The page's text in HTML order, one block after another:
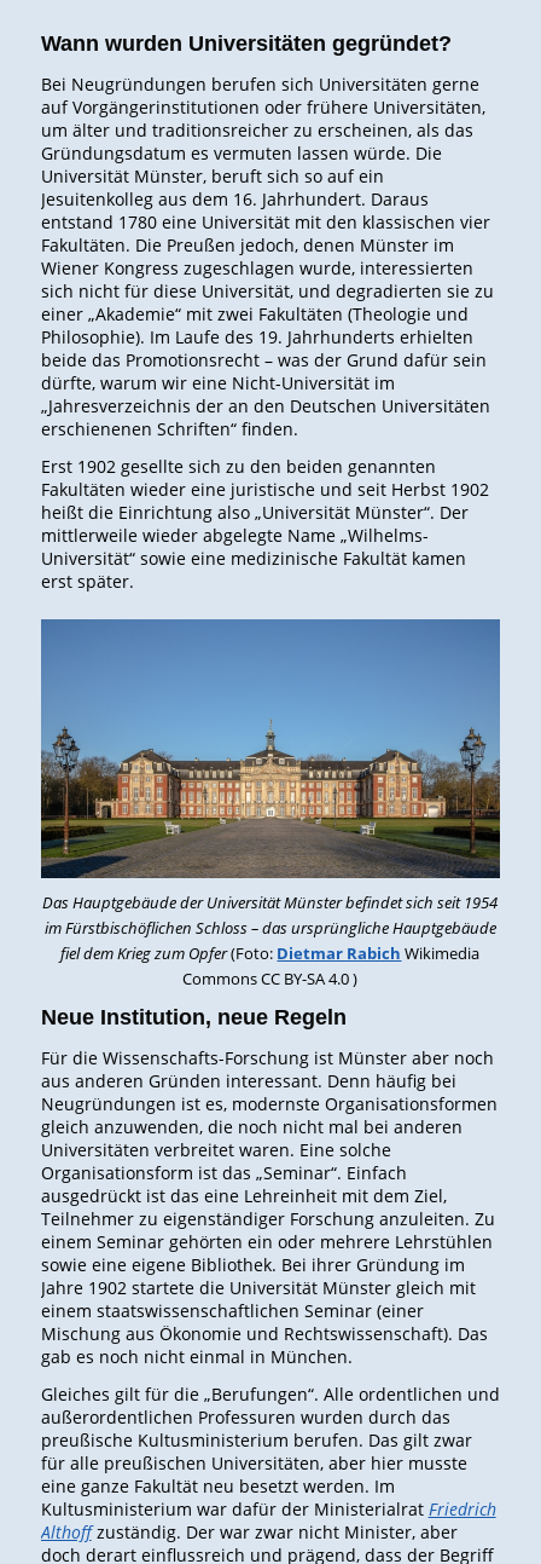
Wann wurden Universitäten gegründet?
Bei Neugründungen berufen sich Universitäten gerne
auf Vorgängerinstitutionen oder frühere Universitäten,
um älter und traditionsreicher zu erscheinen, als das
Gründungsdatum es vermuten lassen würde. Die
Universität Münster, beruft sich so auf ein
Jesuitenkolleg aus dem 16. Jahrhundert. Daraus
entstand 1780 eine Universität mit den klassischen vier
Fakultäten. Die Preußen jedoch, denen Münster im
Wiener Kongress zugeschlagen wurde, interessierten
sich nicht für diese Universität, und degradierten sie zu
einer „Akademie“ mit zwei Fakultäten (Theologie und
Philosophie). Im Laufe des 19. Jahrhunderts erhielten
beide das Promotionsrecht – was der Grund dafür sein
dürfte, warum wir eine Nicht-Universität im
„Jahresverzeichnis der an den Deutschen Universitäten
erschienenen Schriften“ finden.
Erst 1902 gesellte sich zu den beiden genannten
Fakultäten wieder eine juristische und seit Herbst 1902
heißt die Einrichtung also „Universität Münster“. Der
mittlerweile wieder abgelegte Name „Wilhelms-
Universität“ sowie eine medizinische Fakultät kamen
erst später.
Das Hauptgebäude der Universität Münster befindet sich seit 1954
im Fürstbischöflichen Schloss – das ursprüngliche Hauptgebäude
fiel dem Krieg zum Opfer(Foto: Dietmar Rabich Wikimedia
Commons CC BY-SA 4.0 )
Neue Institution, neue Regeln
Für die Wissenschafts-Forschung ist Münster aber noch
aus anderen Gründen interessant. Denn häufig bei
Neugründungen ist es, modernste Organisationsformen
gleich anzuwenden, die noch nicht mal bei anderen
Universitäten verbreitet waren. Eine solche
Organisationsform ist das „Seminar“. Einfach
ausgedrückt ist das eine Lehreinheit mit dem Ziel,
Teilnehmer zu eigenständiger Forschung anzuleiten. Zu
einem Seminar gehörten ein oder mehrere Lehrstühlen
sowie eine eigene Bibliothek. Bei ihrer Gründung im
Jahre 1902 startete die Universität Münster gleich mit
einem staatswissenschaftlichen Seminar (einer
Mischung aus Ökonomie und Rechtswissenschaft). Das
gab es noch nicht einmal in München.
Gleiches gilt für die „Berufungen“. Alle ordentlichen und
außerordentlichen Professuren wurden durch das
preußische Kultusministerium berufen. Das gilt zwar
für alle preußischen Universitäten, aber hier musste
eine ganze Fakultät neu besetzt werden. Im
Kultusministerium war dafür der Ministerialrat Friedrich
Althoffzuständig. Der war zwar nicht Minister, aber
doch derart einflussreich und prägend, dass der Begriff